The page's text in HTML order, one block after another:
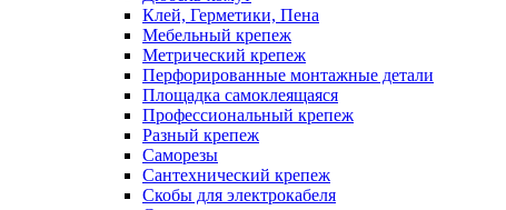
Клей, Герметики, Пена
Мебельный крепеж
Метрический крепеж
Перфорированные монтажные детали
Площадка самоклеящаяся
Профессиональный крепеж
Разный крепеж
Саморезы
Сантехнический крепеж
Скобы для электрокабеля